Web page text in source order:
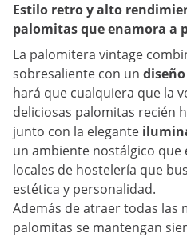
Estilo retro y alto
palomitas que enamora a
La palomitera vintage
sobresaliente con un
hará que cualquiera que la
deliciosas palomitas recién
junto con la elegante
un ambiente nostálgico que
locales de hostelería que
estética y personalidad.
Además de atraer todas las
palomitas se mantengan